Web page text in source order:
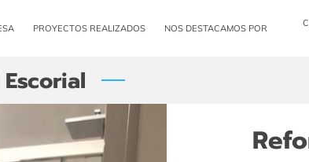
PROYECTOS REALIZADOS NOS DESTACAMOS POR